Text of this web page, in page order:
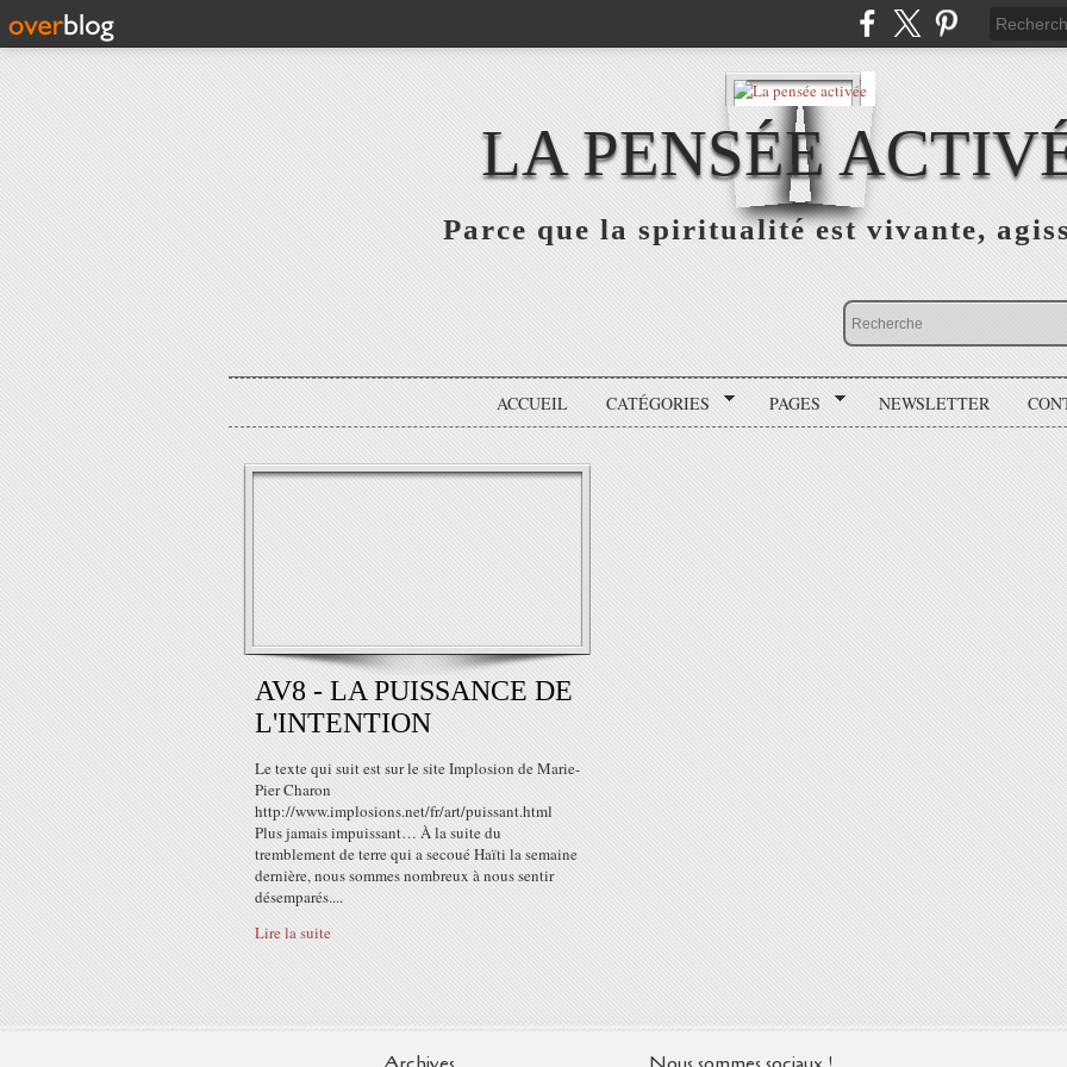
LA PENSÉE
Parce que la spiritualité est vivante,
ACCUEIL CATÉGORIES PAGES NEWSLETTER
AV8 - LA PUISSANCE DE
L'INTENTION
Le texte qui suit est sur le site Implosion de Marie-
Pier Charon
http://www.implosions.net/fr/art/puissant.html
Plus jamais impuissant… À la suite du
tremblement de terre qui a secoué Haïti la semaine
dernière, nous sommes nombreux à nous sentir
désemparés....
Lire la suite